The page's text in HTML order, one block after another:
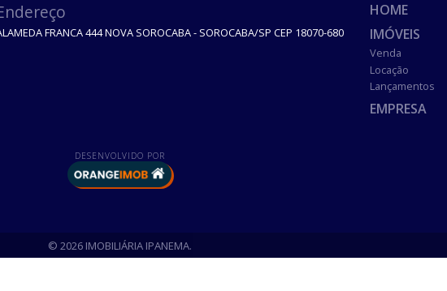
FRANCA 444 NOVA SOROCABA - SOROCABA/SP CEP 18070-680
HOME
IMÓVEIS
Venda
Locação
Lançamentos
EMPRESA
DESENVOLVIDO POR
© 2026 IMOBILIÁRIA IPANEMA.